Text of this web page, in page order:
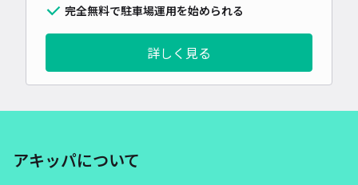
完全無料で駐車場運用を始められる
詳しく見る
アキッパについて